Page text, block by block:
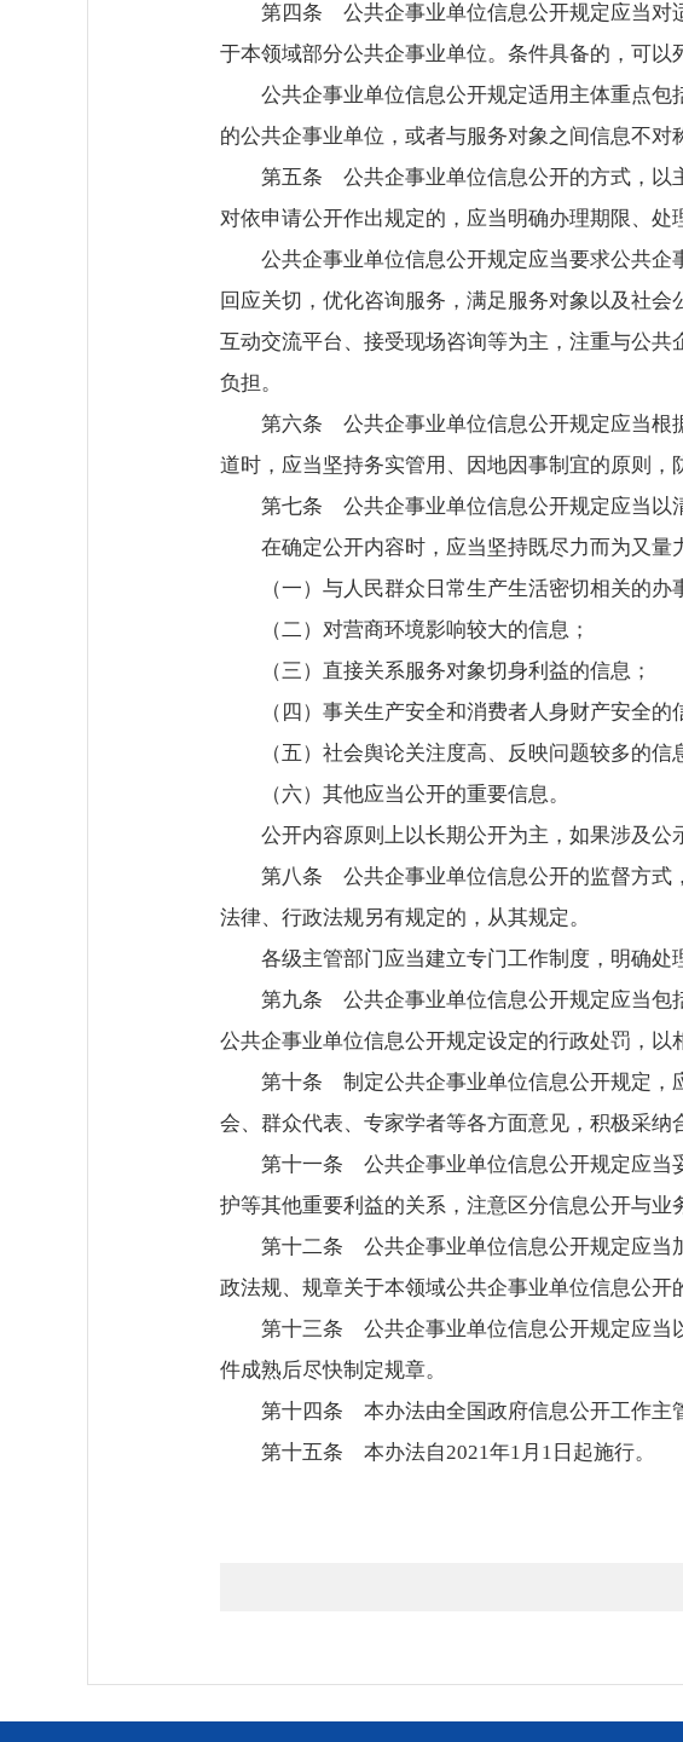
第四条 公共企事业单位信息公开规定应当对
于本领域部分公共企事业单位。条件具备的，可以
公共企事业单位信息公开规定适用主体重点
的公共企事业单位，或者与服务对象之间信息不对
第五条 公共企事业单位信息公开的方式，以
对依申请公开作出规定的，应当明确办理期限、处
公共企事业单位信息公开规定应当要求公共
回应关切，优化咨询服务，满足服务对象以及社
互动交流平台、接受现场咨询等为主，注重与公
负担。
第六条 公共企事业单位信息公开规定应当根
道时，应当坚持务实管用、因地因事制宜的原则，
第七条 公共企事业单位信息公开规定应当以
在确定公开内容时，应当坚持既尽力而为又量
（一）与人民群众日常生产生活密切相关的办
（二）对营商环境影响较大的信息；
（三）直接关系服务对象切身利益的信息；
（四）事关生产安全和消费者人身财产安全的
（五）社会舆论关注度高、反映问题较多的信
（六）其他应当公开的重要信息。
公开内容原则上以长期公开为主，如果涉及公
第八条 公共企事业单位信息公开的监督方式
法律、行政法规另有规定的，从其规定。
各级主管部门应当建立专门工作制度，明确处
第九条 公共企事业单位信息公开规定应当包
公共企事业单位信息公开规定设定的行政处罚，以
第十条 制定公共企事业单位信息公开规定，
会、群众代表、专家学者等各方面意见，积极采纳
第十一条 公共企事业单位信息公开规定应当
护等其他重要利益的关系，注意区分信息公开与业
第十二条 公共企事业单位信息公开规定应当
政法规、规章关于本领域公共企事业单位信息公开
第十三条 公共企事业单位信息公开规定应当
件成熟后尽快制定规章。
第十四条 本办法由全国政府信息公开工作主
第十五条 本办法自2021年1月1日起施行。